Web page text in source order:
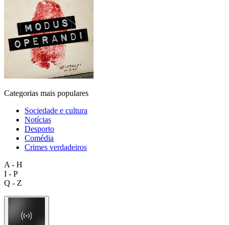
Categorias mais populares
Sociedade e cultura
Notícias
Desporto
Comédia
Crimes verdadeiros
A - H
I - P
Q - Z